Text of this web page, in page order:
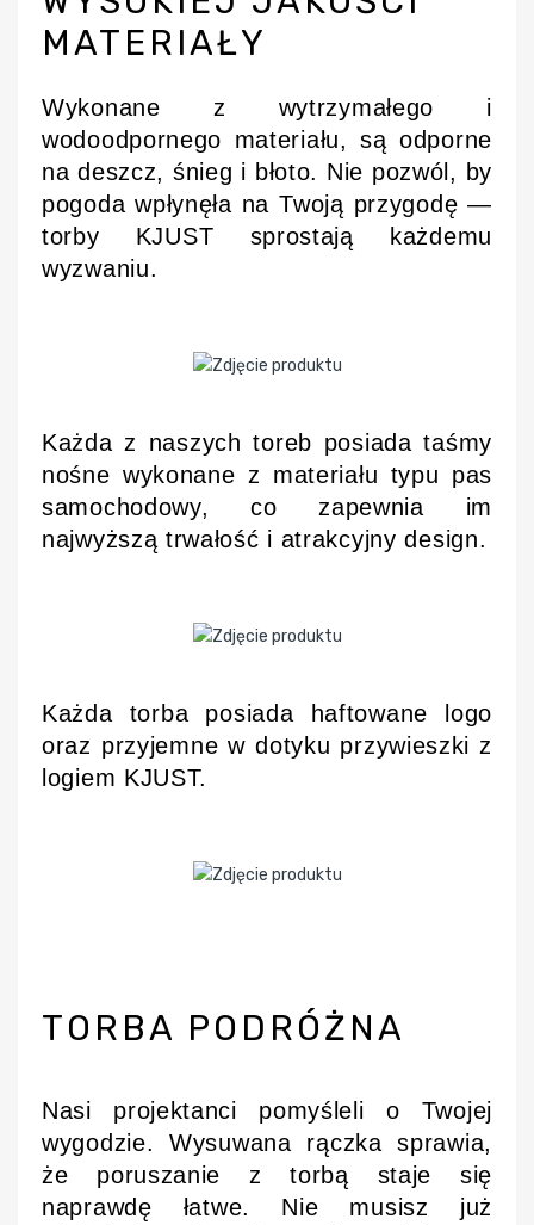
MATERIAŁY
Wykonane z wytrzymałego i
wodoodpornego materiału, są odporne
na deszcz, śnieg i błoto. Nie pozwól, by
pogoda wpłynęła na Twoją przygodę —
torby KJUST sprostają każdemu
wyzwaniu.
Każda z naszych toreb posiada taśmy
nośne wykonane z materiału typu pas
samochodowy, co zapewnia im
najwyższą trwałość i atrakcyjny design.
Każda torba posiada haftowane logo
oraz przyjemne w dotyku przywieszki z
logiem KJUST.
TORBA PODRÓŻNA
Nasi projektanci pomyśleli o Twojej
wygodzie. Wysuwana rączka sprawia,
że poruszanie z torbą staje się
naprawdę łatwe. Nie musisz już